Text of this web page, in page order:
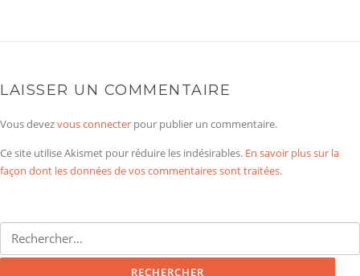
LAISSER UN COMMENTAIRE
Vous devezvous connecter pour publier un commentaire.
Ce site utilise Akismet pour réduire les indésirables. En savoir plus sur la
façon dont les données de vos commentaires sont traitées.
Rechercher :